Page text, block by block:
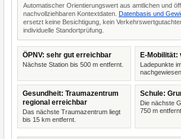
Automatischer Orientierungswert aus amtlichen und
nachvollziehbaren Kontextdaten. Datenbasis und
ersetzt keine Besichtigung, kein
individuelle Standortprüfung.
ÖPNV: sehr gut erreichbar
Nächste Station bis 500 m entfernt.
E-Mobilität:
Ladepunkte
nachgewiesen.
Gesundheit: Traumazentrum
regional erreichbar
Das nächste Traumazentrum liegt
bis 15 km entfernt.
Schule:
Die nächste
750 m entfernt.